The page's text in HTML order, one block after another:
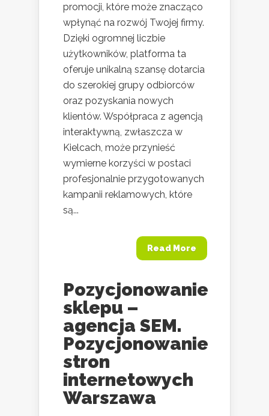
promocji, które może znacząco
wpłynąć na rozwój Twojej firmy.
Dzięki ogromnej liczbie
użytkowników, platforma ta
oferuje unikalną szansę dotarcia
do szerokiej grupy odbiorców
oraz pozyskania nowych
klientów. Współpraca z agencją
interaktywną, zwłaszcza w
Kielcach, może przynieść
wymierne korzyści w postaci
profesjonalnie przygotowanych
kampanii reklamowych, które
są...
Read More
Pozycjonowanie
sklepu –
agencja SEM.
Pozycjonowanie
stron
internetowych
Warszawa